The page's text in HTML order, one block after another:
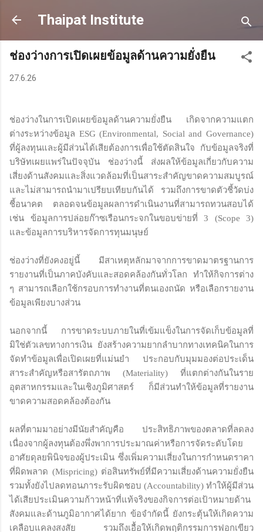
Skip to main content
Thaipat Institute
ช่องว่างการเปิดเผยข้อมูลด้านความยั่งยืน
27.6.26
ช่องว่างในการเปิดเผยข้อมูลด้านความยั่งยืน เกิดจากความแตก
ต่างระหว่างข้อมูล ESG (Environmental, Social and Governance)
ที่ผู้ลงทุนและผู้มีส่วนได้เสียต้องการเพื่อใช้ตัดสินใจ กับข้อมูลจริงที่
บริษัทเผยแพร่ในปัจจุบัน ช่องว่างนี้ ส่งผลให้ข้อมูลเกี่ยวกับความ
เสี่ยงด้านสังคมและสิ่งแวดล้อมที่เป็นสาระสำคัญขาดความสมบูรณ์
และไม่สามารถนำมาเปรียบเทียบกันได้ รวมถึงการขาดตัวชี้วัดบ่ง
ชี้อนาคต ตลอดจนข้อมูลผลการดำเนินงานที่สามารถทวนสอบได้
เช่น ข้อมูลการปล่อยก๊าซเรือนกระจกในขอบข่ายที่ 3 (Scope 3)
และข้อมูลการบริหารจัดการทุนมนุษย์
ช่องว่างที่ยังคงอยู่นี้ มีสาเหตุหลักมาจากการขาดมาตรฐานการ
รายงานที่เป็นภาคบังคับและสอดคล้องกันทั่วโลก ทำให้กิจการต่าง
ๆ สามารถเลือกใช้กรอบการทำงานที่ตนเองถนัด หรือเลือกรายงาน
ข้อมูลเพียงบางส่วน
นอกจากนี้ การขาดระบบภายในที่เข้มแข็งในการจัดเก็บข้อมูลที่
มิใช่ตัวเลขทางการเงิน ยังสร้างความยากลำบากทางเทคนิคในการ
จัดทำข้อมูลเพื่อเปิดเผยที่แม่นยำ ประกอบกับมุมมองต่อประเด็น
สาระสำคัญหรือสารัตถภาพ (Materiality) ที่แตกต่างกันในราย
อุตสาหกรรมและในเชิงภูมิศาสตร์ ก็มีส่วนทำให้ข้อมูลที่รายงาน
ขาดความสอดคล้องต้องกัน
ผลที่ตามมาอย่างมีนัยสำคัญคือ ประสิทธิภาพของตลาดที่ลดลง
เนื่องจากผู้ลงทุนต้องพึ่งพาการประมาณค่าหรือการจัดระดับโดย
อาศัยดุลยพินิจของผู้ประเมิน ซึ่งเพิ่มความเสี่ยงในการกำหนดราคา
ที่ผิดพลาด (Mispricing) ต่อสินทรัพย์ที่มีความเสี่ยงด้านความยั่งยืน
รวมทั้งยังไปลดทอนภาระรับผิดชอบ (Accountability) ทำให้ผู้มีส่วน
ได้เสียประเมินความก้าวหน้าที่แท้จริงของกิจการต่อเป้าหมายด้าน
สังคมและด้านภูมิอากาศได้ยาก ข้อจำกัดนี้ ยังกระตุ้นให้เกิดความ
เคลือบแคลงสงสัย รวมถึงเอื้อให้เกิดพฤติกรรมการฟอกเขียว